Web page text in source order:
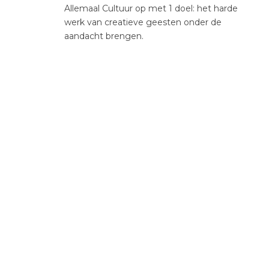
Allemaal Cultuur op met 1 doel: het harde
werk van creatieve geesten onder de
aandacht brengen.